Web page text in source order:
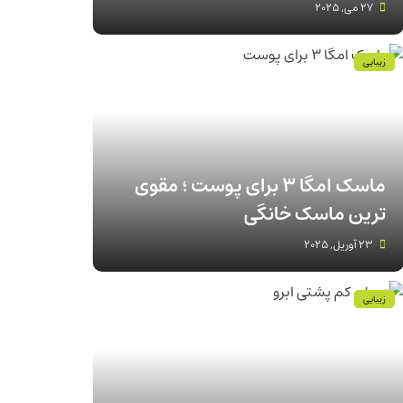
ماسک امگا 3 برای پوست ؛ مقوی
ترین ماسک خانگی
زیبایی
زیبایی